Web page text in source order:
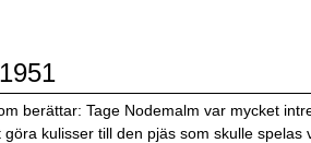
berättar: Tage Nodemalm var mycket
kulisser till den pjäs som skulle